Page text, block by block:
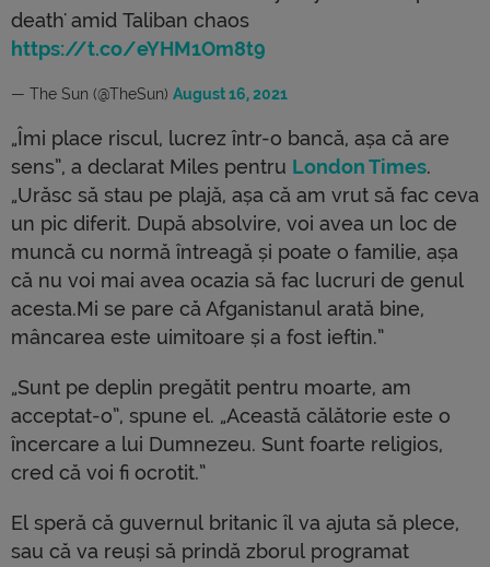
death' amid Taliban chaos
https://t.co/eYHM1Om8t9
— The Sun (@TheSun) August 16, 2021
„Îmi place riscul, lucrez într-o bancă, așa că are
sens”, a declarat Miles pentru London Times.
„Urăsc să stau pe plajă, așa că am vrut să fac ceva
un pic diferit. După absolvire, voi avea un loc de
muncă cu normă întreagă și poate o familie, așa
că nu voi mai avea ocazia să fac lucruri de genul
acesta.Mi se pare că Afganistanul arată bine,
mâncarea este uimitoare și a fost ieftin.”
„Sunt pe deplin pregătit pentru moarte, am
acceptat-o”, spune el. „Această călătorie este o
încercare a lui Dumnezeu. Sunt foarte religios,
cred că voi fi ocrotit.”
El speră că guvernul britanic îl va ajuta să plece,
sau că va reuși să prindă zborul programat